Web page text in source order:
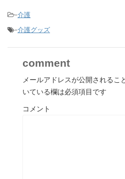
-介護
-介護グッズ
comment
メールアドレスが公開されるこ
いている欄は必須項目です
コメント